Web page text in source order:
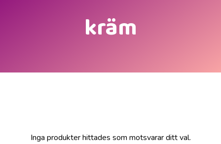
kräm
Inga produkter hittades som motsvarar ditt val.